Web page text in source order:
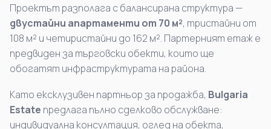
Проектът разполага с балансирана структура —
двустайни апартаменти от 70 м², тристайни от
108 м² и четиристайни до 162 м². Партерният етаж е
предвиден за търговски обекти, които ще
обогатят инфраструктурата на района.
Като ексклузивен партньор за продажба, Bulgaria
Estate предлага пълно сделково обслужване:
индивидуална консултация, оглед на обекта,